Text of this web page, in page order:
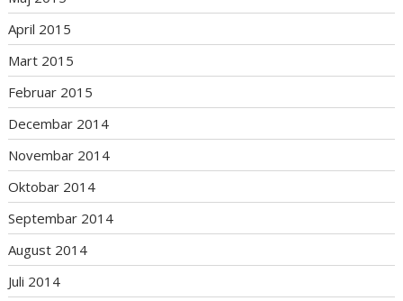
April 2015
Mart 2015
Februar 2015
Decembar 2014
Novembar 2014
Oktobar 2014
Septembar 2014
August 2014
Juli 2014